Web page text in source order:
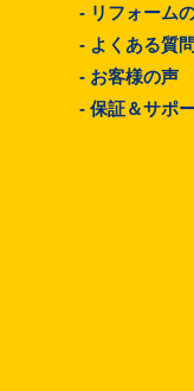
- リフォーム
- よくある質
- お客様の声
-保証＆サポ